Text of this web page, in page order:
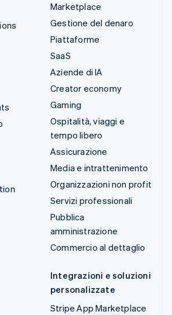
Marketplace
Gestione del denaro
Piattaforme
SaaS
Aziende di IA
Creator economy
Gaming
Ospitalità, viaggi e
tempo libero
Assicurazione
Media e intrattenimento
Organizzazioni non profit
Servizi professionali
Pubblica
amministrazione
Commercio al dettaglio
Integrazioni e soluzioni
personalizzate
Stripe App Marketplace